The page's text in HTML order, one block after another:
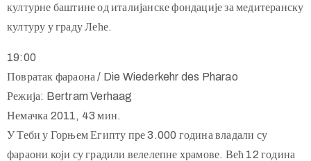
културне баштине од италијанске фондације за медитеранску
културу у граду Леће.
19:00
Повратак фараона / Die Wiederkehr des Pharao
Режија: Bertram Verhaag
Немачка 2011, 43 мин.
У Теби у Горњем Египту пре 3.000 година владали су
фараони који су градили велелепне храмове. Већ 12 година